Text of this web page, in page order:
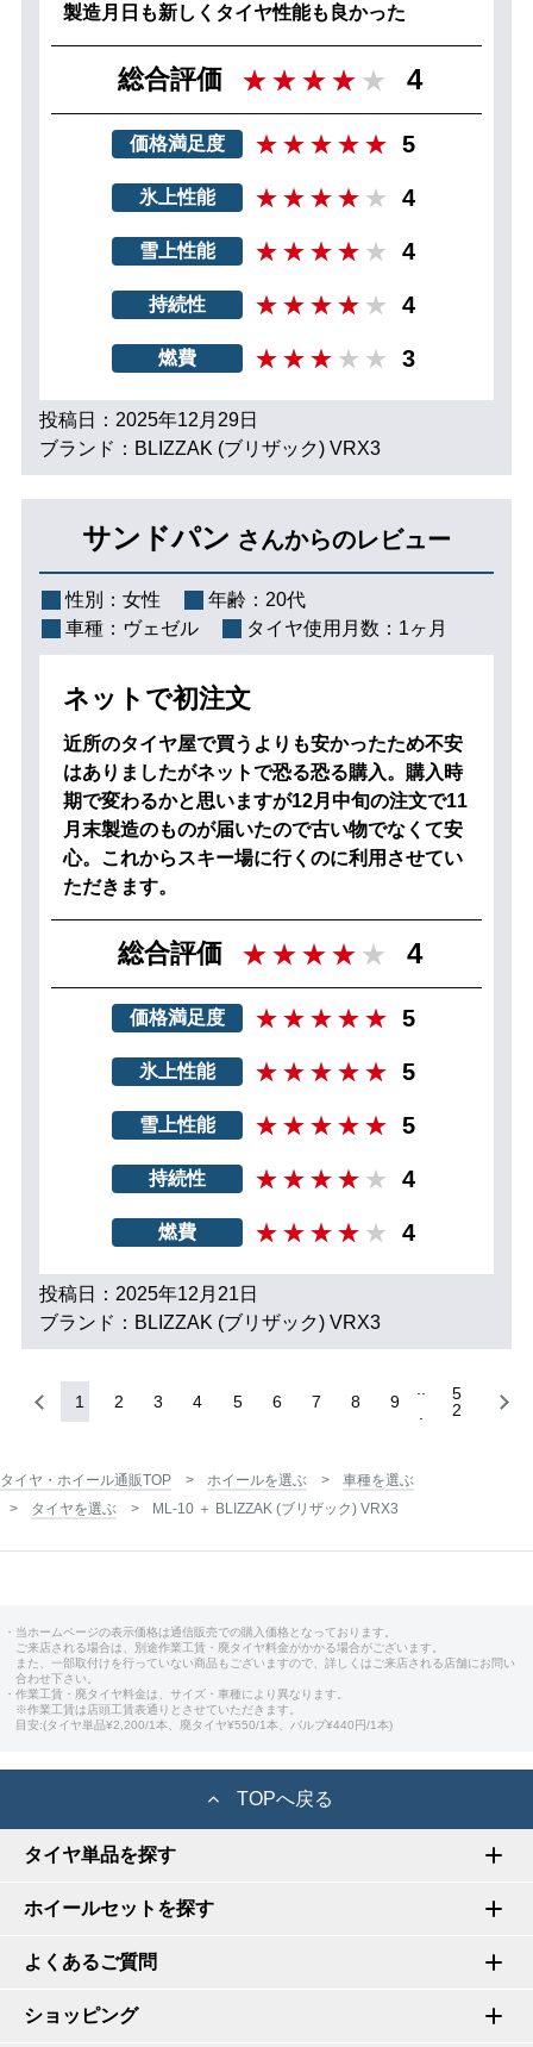
製造月日も新しくタイヤ性能も良かった
総合評価 4
価格満足度 5
氷上性能 4
雪上性能 4
持続性 4
燃費 3
投稿日：2025年12月29日
ブランド：BLIZZAK (ブリザック) VRX3
サンドパン さんからのレビュー
性別： 女性 年齢： 20代
車種： ヴェゼル タイヤ使用月数： 1ヶ月
ネットで初注文
近所のタイヤ屋で買うよりも安かったため不安
はありましたがネットで恐る恐る購入。購入時
期で変わるかと思いますが12月中旬の注文で11
月末製造のものが届いたので古い物でなくて安
心。これからスキー場に行くのに利用させてい
ただきます。
総合評価 4
価格満足度 5
氷上性能 5
雪上性能 5
持続性 4
燃費 4
投稿日：2025年12月21日
ブランド：BLIZZAK (ブリザック) VRX3
1 2 3 4 5 6 7 8 9
5
2
タイヤ・ホイール通販TOP ホイールを選ぶ
車種を選ぶ
タイヤを選ぶ
ML-10 ＋ BLIZZAK (ブリザック) VRX3
・当ホームページの表示価格は通信販売での購入価格となっております。
ご来店される場合は、別途作業工賃・廃タイヤ料金がかかる場合がございます。
また、一部取付けを行っていない商品もございますので、詳しくはご来店される店舗にお問い
合わせ下さい。
・作業工賃・廃タイヤ料金は、サイズ・車種により異なります。
※作業工賃は店頭工賃表通りとさせていただきます。
目安:(タイヤ単品¥2,200/1本、廃タイヤ¥550/1本、バルブ¥440円/1本)
TOPへ戻る
タイヤ単品を探す
ホイールセットを探す
よくあるご質問
ショッピング